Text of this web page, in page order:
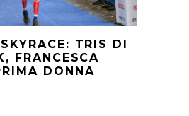
TRIS DI
FRANCESCA
DONNA